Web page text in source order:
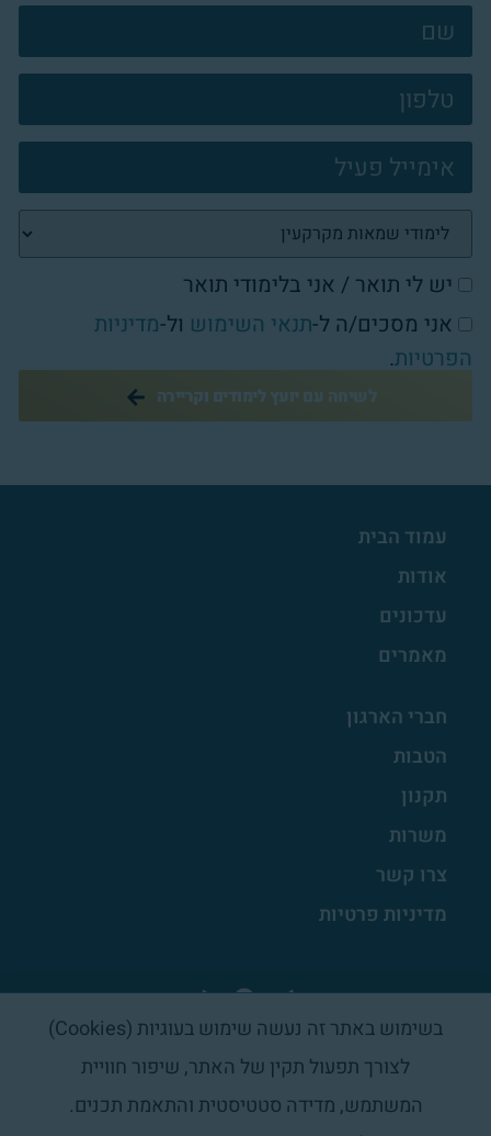
צרו
קשר
פוטר
יש לי תואר / אני בלימודי תואר
אני מסכים/ה ל-תנאי השימוש ול-מדיניות
הפרטיות.
לשיחה עם יועץ לימודים וקריירה
עמוד הבית
אודות
עדכונים
מאמרים
חברי הארגון
הטבות
תקנון
משרות
צרו קשר
מדיניות פרטיות
בשימוש באתר זה נעשה שימוש בעוגיות (Cookies)
לצורך תפעול תקין של האתר, שיפור חוויית
המשתמש, מדידה סטטיסטית והתאמת תכנים.